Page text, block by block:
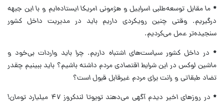
* ما مقابل توسعه‌طلبی اسراییل و هژمونی امریکا ایستاده‌ایم و با این جبهه
درگیریم. وقتی چنین رویکردی داریم باید در مدیریت داخل کشور
سنجیده‌تر عمل می‌کردیم.
* در داخل کشور سیاست‌های اشتباه داریم. چرا باید واردات بی‌خود و
ماشین لوکس در این شرایط اقتصادی مردم داشته باشیم؟ باید ببینیم چقدر
تضاد طبقاتی و رانت برای مردم غیرقابل قبول است؟
*
در روز‌های اخیر دیدم آگهی می‌دهند تویوتا لندکروز ۴۷ میلیارد تومان!